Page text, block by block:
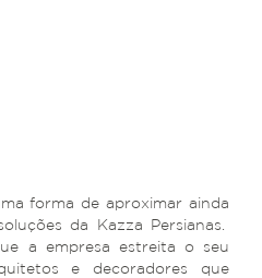
forma de aproximar ainda
da Kazza Persianas.
a empresa estreita o seu
e decoradores que